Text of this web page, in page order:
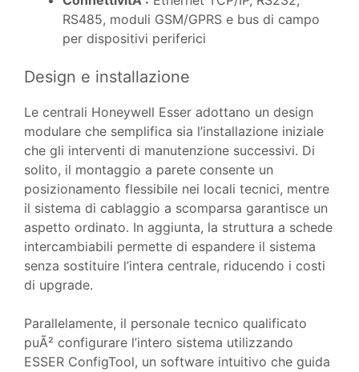
RS485, moduli GSM/GPRS e bus di campo
per dispositivi periferici
Design e installazione
Le centrali Honeywell Esser adottano un design
modulare che semplifica sia l’installazione iniziale
che gli interventi di manutenzione successivi. Di
solito, il montaggio a parete consente un
posizionamento flessibile nei locali tecnici, mentre
il sistema di cablaggio a scomparsa garantisce un
aspetto ordinato. In aggiunta, la struttura a schede
intercambiabili permette di espandere il sistema
senza sostituire l’intera centrale, riducendo i costi
di upgrade.
Parallelamente, il personale tecnico qualificato
puÃ² configurare l’intero sistema utilizzando
ESSER ConfigTool, un software intuitivo che guida